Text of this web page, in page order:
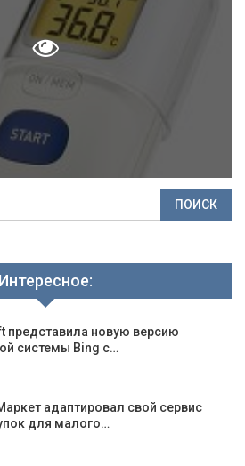
Интересное:
представила новую версию
системы Bing с…
адаптировал свой сервис
для малого…